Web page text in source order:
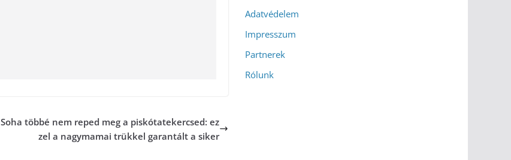
Soha többé nem reped meg a piskótatekercsed: ez
zel a nagymamai trükkel garantált a siker
Adatvédelem
Impresszum
Partnerek
Rólunk